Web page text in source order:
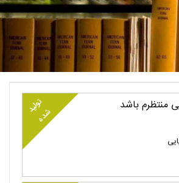
باشد تولید
شده